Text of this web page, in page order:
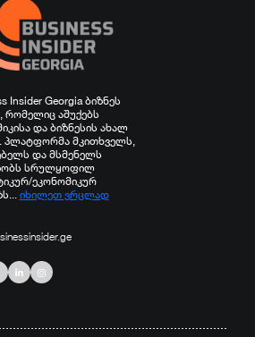
Insider Georgia ბიზნეს
რომელიც აშუქებს
და ბიზნესის ახალ
პლატფორმა მკითხველს,
და მსმენელს
სრულყოფილ
ეკონომიკურ
იხილეთ ვრცლად